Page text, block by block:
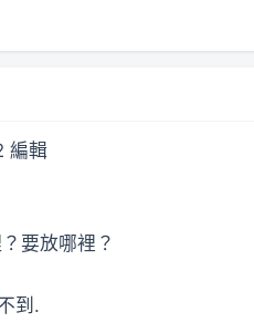
編輯
要放哪裡？
到.